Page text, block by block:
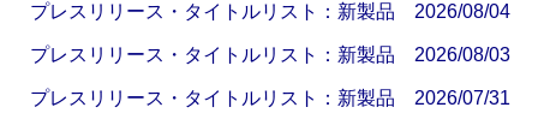
プレスリリース・タイトルリスト：新製品 2026/08/04
プレスリリース・タイトルリスト：新製品 2026/08/03
プレスリリース・タイトルリスト：新製品 2026/07/31